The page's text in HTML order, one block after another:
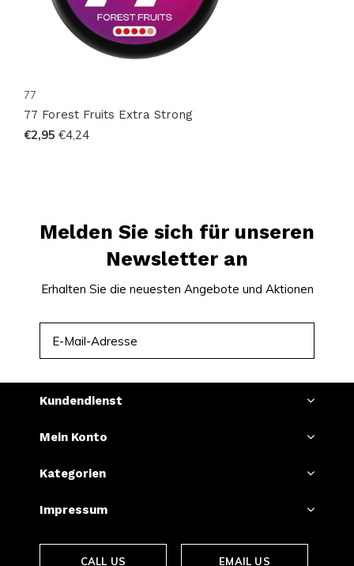
77
77 Forest Fruits Extra Strong
€2,95 €4,24
Melden Sie sich für unseren
Newsletter an
Erhalten Sie die neuesten Angebote und Aktionen
Kundendienst
Mein Konto
Kategorien
Impressum
CALL US EMAIL US